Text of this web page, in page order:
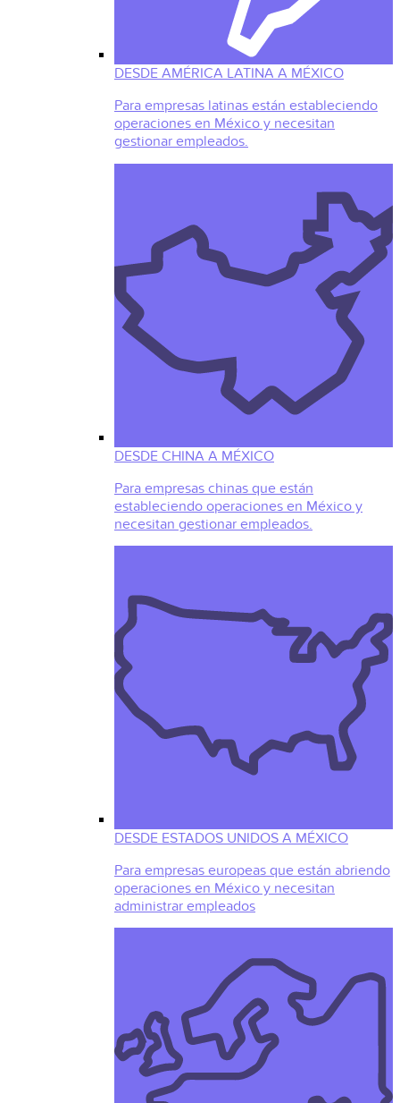
DESDE AMÉRICA LATINA A MÉXICO
Para empresas latinas están estableciendo
operaciones en México y necesitan
gestionar empleados.
DESDE CHINA A MÉXICO
Para empresas chinas que están
estableciendo operaciones en México y
necesitan gestionar empleados.
DESDE ESTADOS UNIDOS A MÉXICO
Para empresas europeas que están abriendo
operaciones en México y necesitan
administrar empleados